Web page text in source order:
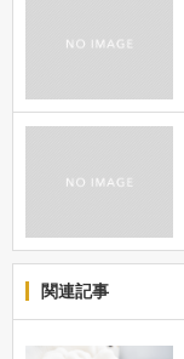
関連記事